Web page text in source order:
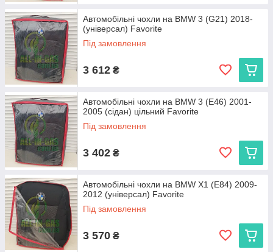
Автомобільні чохли на BMW 3 (G21) 2018-
(універсал) Favorite
Під замовлення
3 612 ₴
Автомобільні чохли на BMW 3 (E46) 2001-
2005 (сідан) цільний Favorite
Під замовлення
3 402 ₴
Автомобільні чохли на BMW X1 (E84) 2009-
2012 (універсал) Favorite
Під замовлення
3 570 ₴